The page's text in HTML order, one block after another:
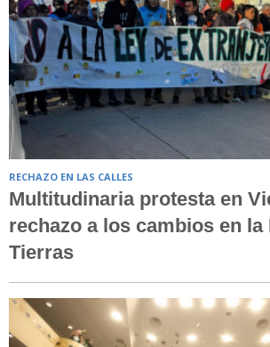
RECHAZO EN LAS CALLES
Multitudinaria protesta en
rechazo a los cambios en la
Tierras